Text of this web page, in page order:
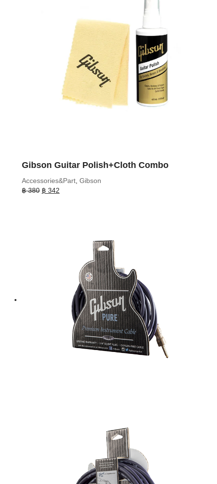
Gibson Guitar Polish+Cloth Combo
Accessories&Part, Gibson
฿380 Original
฿ 342